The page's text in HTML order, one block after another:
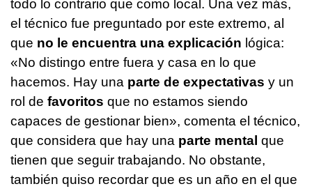
todo lo contrario que como local. Una vez más,
el técnico fue preguntado por este extremo, al
que no le encuentra una explicación lógica:
«No distingo entre fuera y casa en lo que
hacemos. Hay una parte de expectativas y un
rol de favoritos que no estamos siendo
capaces de gestionar bien», comenta el técnico,
que considera que hay una parte mental que
tienen que seguir trabajando. No obstante,
también quiso recordar que es un año en el que